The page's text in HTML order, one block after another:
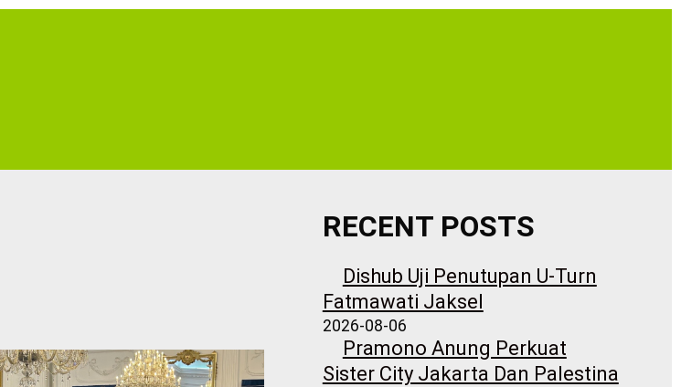
RECENT POSTS
Dishub Uji Penutupan U-Turn
Fatmawati Jaksel
2026-08-06
Pramono Anung Perkuat
Sister City Jakarta Dan Palestina